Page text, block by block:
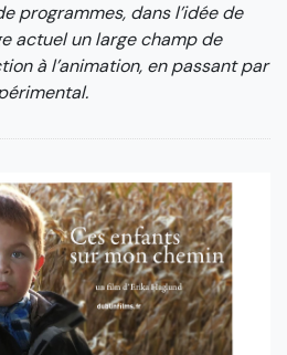
programmes, dans l’idée de
actuel un large champ de
à l’animation, en passant par